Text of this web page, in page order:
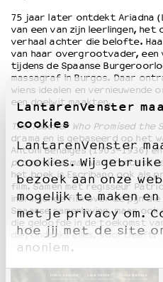
LantarenVenster
cookies
LantarenVenster
cookies. Wij
bezoek aan onze
mogelijk te maken
met je privacy om.
hoe jij met de site
anoniem.
75 jaar later ontdekt Ariadna
van een van zijn leerlingen,
verhaal achter die belofte.
van haar overgrootvader, een
tijdens de Spaanse
massagraf in Burgos. Daar
wiens idealen en vernieuwende
een doelwit maakten.
The Teacher Who Promised the
drama en is gebaseerd op het
Antoni Benaiges (1903-1936)
prometió el marvan Francesc
het boek is Escribano ook als
film. Samen met regisseur
indringende film over de pijn
Spaanse samenleving, maar
die geloofde in de toekomst
die, ondanks alles, voortleeft.